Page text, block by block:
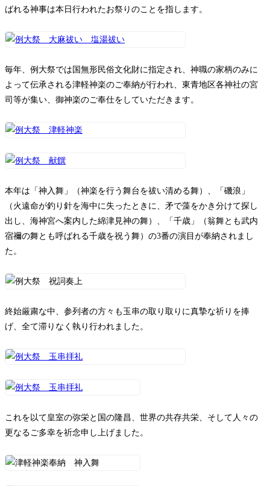
ばれる神事は本日行われたお祭りのことを指します。
毎年、例大祭では国無形民俗文化財に指定され、神職の家柄のみに
よって伝承される津軽神楽のご奉納が行われ、東青地区各神社の宮
司等が集い、御神楽のご奉仕をしていただきます。
本年は「神入舞」（神楽を行う舞台を祓い清める舞）、「磯浪」
（火遠命が釣り針を海中に失ったときに、矛で藻をかき分けて探し
出し、海神宮へ案内した綿津見神の舞）、「千歳」（翁舞とも武内
宿禰の舞とも呼ばれる千歳を祝う舞）の3番の演目が奉納されまし
た。
終始厳粛な中、参列者の方々も玉串の取り取りに真摯な祈りを捧
げ、全て滞りなく執り行われました。
これを以て皇室の弥栄と国の隆昌、世界の共存共栄、そして人々の
更なるご多幸を祈念申し上げました。